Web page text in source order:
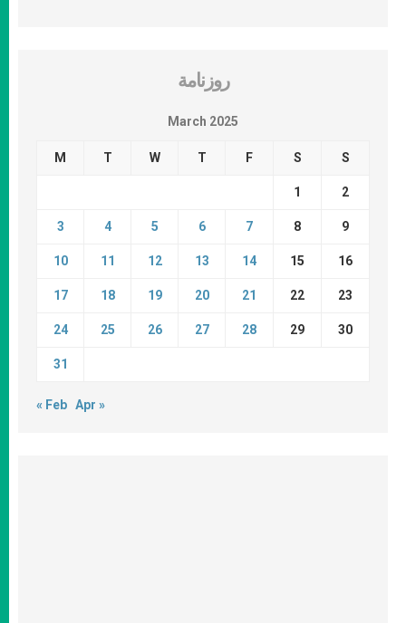
روزنامة
March 2025
M T W T F S S
1 2
3 4 5 6 7 8 9
10 11 12 13 14 15 16
17 18 19 20 21 22 23
24 25 26 27 28 29 30
31
« Feb Apr »